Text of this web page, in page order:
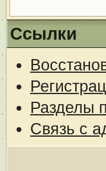
Ссылки
Разделы
Связь с